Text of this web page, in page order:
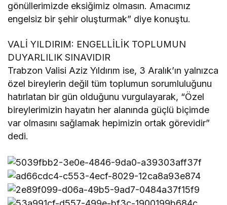
gönüllerimizde eksiğimiz olmasın. Amacımız
engelsiz bir şehir oluşturmak” diye konuştu.
VALİ YILDIRIM: ENGELLİLİK TOPLUMUN
DUYARLILIK SINAVIDIR
Trabzon Valisi Aziz Yıldırım ise, 3 Aralık’ın yalnızca
özel bireylerin değil tüm toplumun sorumluluğunu
hatırlatan bir gün olduğunu vurgulayarak, “Özel
bireylerimizin hayatın her alanında güçlü biçimde
var olmasını sağlamak hepimizin ortak görevidir”
dedi.